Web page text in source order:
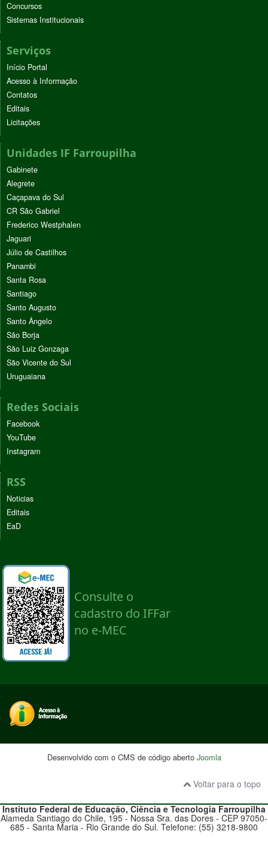
Concursos
Sistemas Institucionais
Serviços
Início Portal
Acesso à Informação
Contatos
Editais
Licitações
Unidades IF Farroupilha
Gabinete
Alegrete
Caçapava do Sul
CR São Gabriel
Frederico Westphalen
Jaguari
Júlio de Castilhos
Panambi
Santa Rosa
Santiago
Santo Augusto
Santo Ângelo
São Borja
São Luiz Gonzaga
São Vicente do Sul
Uruguaiana
Redes Sociais
Facebook
YouTube
Instagram
RSS
Noticias
Editais
EaD
Desenvolvido com o CMS de código aberto Joomla
Voltar para o topo
Instituto Federal de Educação, Ciência e Tecnologia Farroupilha
Alameda Santiago do Chile, 195 - Nossa Sra. das Dores - CEP 97050-
685 - Santa Maria - Rio Grande do Sul. Telefone: (55) 3218-9800